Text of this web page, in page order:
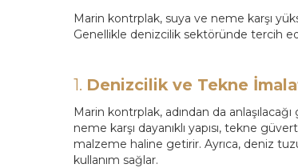
Marin kontrplak, suya ve neme karşı
Genellikle denizcilik sektöründe tercih
1. Denizcilik ve Tekne
Marin kontrplak, adından da
neme karşı dayanıklı yapısı, tekne
malzeme haline getirir. Ayrıca, deniz
kullanım sağlar.